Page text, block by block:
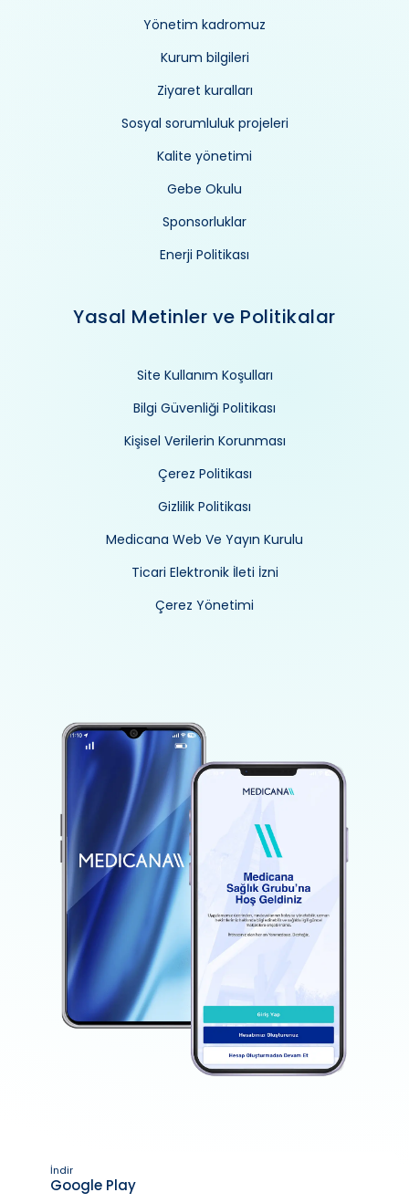
Yönetim kadromuz
Kurum bilgileri
Ziyaret kuralları
Sosyal sorumluluk projeleri
Kalite yönetimi
Gebe Okulu
Sponsorluklar
Enerji Politikası
Yasal Metinler ve Politikalar
Site Kullanım Koşulları
Bilgi Güvenliği Politikası
Kişisel Verilerin Korunması
Çerez Politikası
Gizlilik Politikası
Medicana Web Ve Yayın Kurulu
Ticari Elektronik İleti İzni
Çerez Yönetimi
İndir
Google Play